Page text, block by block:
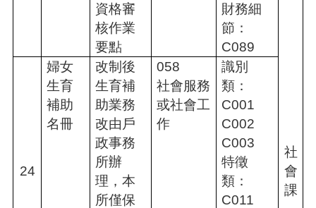
資格審
核作業
要點
財務細
節：
C089
24
婦女
生育
補助
名冊
改制後
生育補
助業務
改由戶
政事務
所辦
理，本
所僅保
058
社會服務
或社會工
作
識別
類：
C001
C002
C003
特徵
類：
C011
社
會
課